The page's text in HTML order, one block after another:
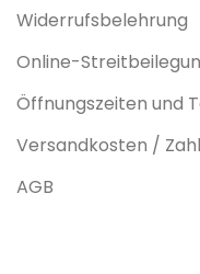
Widerrufsbelehrung
Online-
Öffnungszeiten und
Versandkosten /
AGB